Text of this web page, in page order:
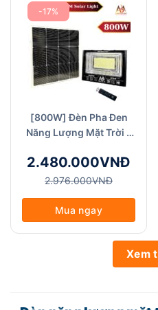
-17%
[800W] Đèn Pha Đen
Năng Lượng Mặt Trời -
800W), Chống Nước
IP68
2.480.000VNĐ
2.976.000VNĐ
Mua ngay
Xem